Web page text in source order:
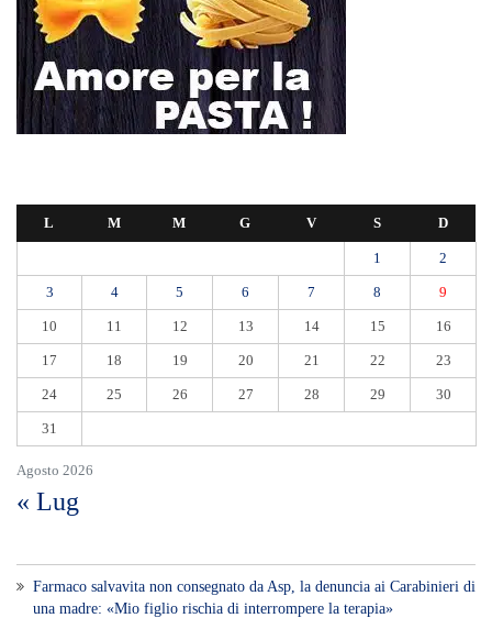
Agosto 2026
L M M G V S D
1 2
3 4 5 6 7 8 9
10 11 12 13 14 15 16
17 18 19 20 21 22 23
24 25 26 27 28 29 30
31
« Lug
Farmaco salvavita non consegnato da Asp, la denuncia ai Carabinieri di
una madre: «Mio figlio rischia di interrompere la terapia»